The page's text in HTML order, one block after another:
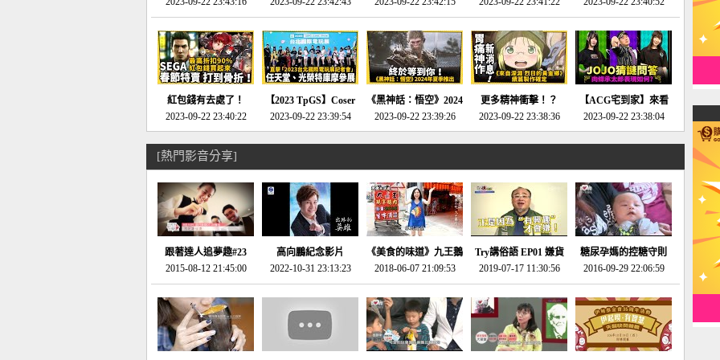
天平》介紹！-電玩宅
速配20230126
回「石村號」的恐懼體
驗-電玩宅速配
20230125
版」!!!今年就能玩到!!-
電玩宅速配20230124
動作角色扮演遊戲！-
電玩宅速配20230123
第一名早就決定了，封
面圖直接雷你!-電玩宅
速配20230120
紅包錢有去處了！
SEGA春節特賣 超過85
款遊戲打到骨折-電玩
宅速配20230119
2023-09-22 23:40:22
【2023 TpGS】Coser
和Show Girl搶先看！
直擊展前記者會-電玩
2023-09-22 23:39:54
《黑神話：悟空》2024
年夏季推出！確定不會
延期齁？-電玩宅速配
2023-09-22 23:39:26
更多精神衝擊！？
《來自深淵 烈日的黃
金鄉》續篇動畫確定
2023-09-22 23:38:36
【ACG宅到家】來看
就抽周邊！《JOJO的
奇妙冒險》問答大挑戰
年特展 feat 蕎羽 、櫻
花
2023-09-22 23:38:04
[熱門影音分享]
跟著達人追夢趣#23
promo-我想開間咖啡
館(謝佳凌)
2015-08-12 21:45:00
高向鵬紀念影片
2022-10-31 23:13:23
《美食的味道》九王鵝
肉
2018-06-07 21:09:53
Try講俗語 EP01 嫌貨
才是買貨人
2019-07-17 11:30:56
糖尿孕媽的控糖守則
2016-09-29 22:06:59